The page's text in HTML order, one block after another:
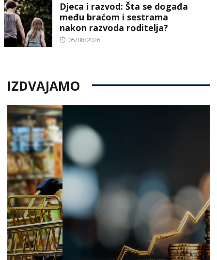
Djeca i razvod: Šta se događa
među braćom i sestrama
nakon razvoda roditelja?
Posted
05/08/2026
IZDVAJAMO